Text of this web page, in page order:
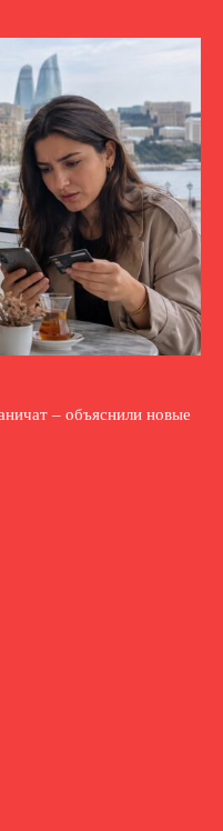
– объяснили новые